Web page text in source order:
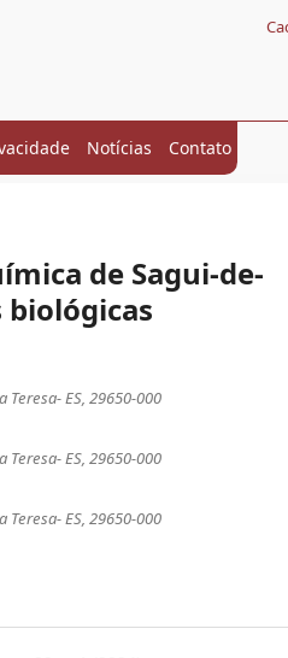
Notícias Contato
de Sagui-de-
Teresa- ES, 29650-000
Teresa- ES, 29650-000
Teresa- ES, 29650-000